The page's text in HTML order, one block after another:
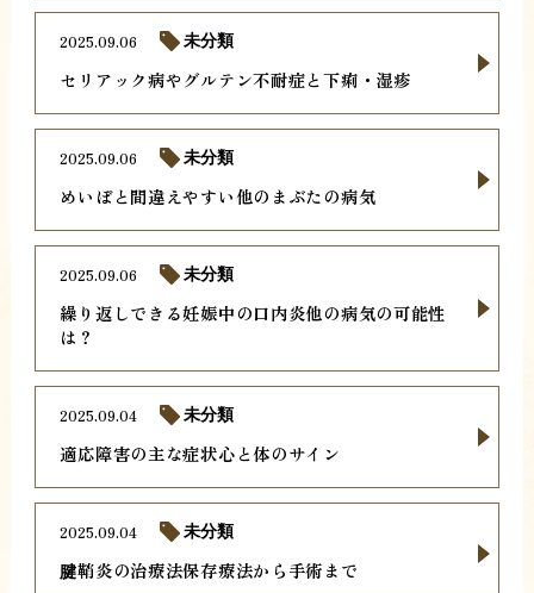
セリアック病やグルテン不耐症と下痢・湿疹
2025.09.06 未分類
めいぼと間違えやすい他のまぶたの病気
2025.09.06 未分類
繰り返しできる妊娠中の口内炎他の病気の可能性
は？
2025.09.06 未分類
適応障害の主な症状心と体のサイン
2025.09.04 未分類
腱鞘炎の治療法保存療法から手術まで
2025.09.04 未分類